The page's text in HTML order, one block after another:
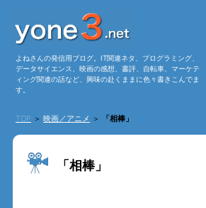
よねさんの発信用ブログ。IT関連ネタ、プログラミング、
データサイエンス、映画の感想、書評、自転車、マーケテ
ィング関連の話など、興味の赴くままに色々書きこんでま
す。
TOP ＞ 映画／アニメ ＞ 「相棒」
「相棒」